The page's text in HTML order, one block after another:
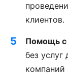
клиентов.
Помощь с
без
компаний